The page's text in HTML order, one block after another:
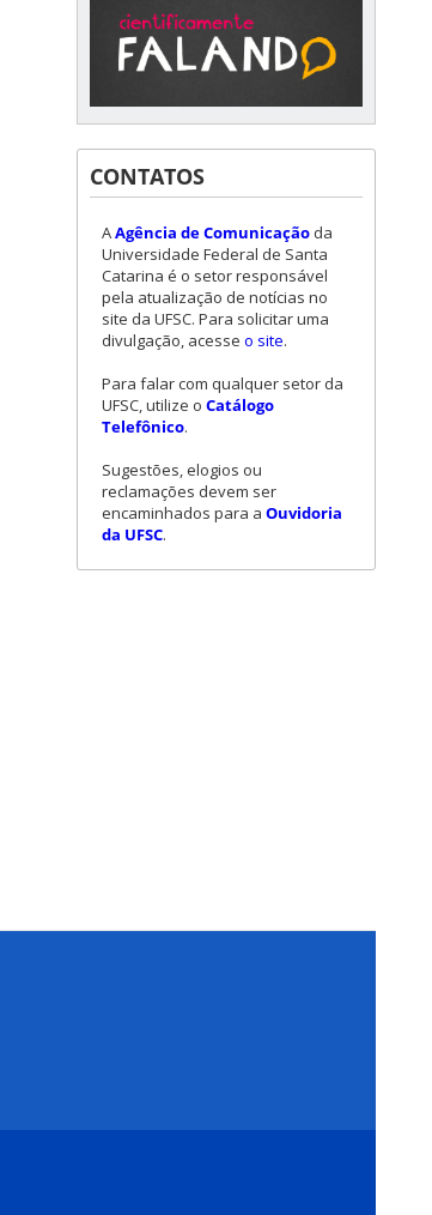
CONTATOS
AAgência de Comunicação da
Universidade Federal de Santa
Catarina é o setor responsável
pela atualização de notícias no
site da UFSC. Para solicitar uma
divulgação, acesse o site.
Para falar com qualquer setor da
UFSC, utilize o Catálogo
Telefônico.
Sugestões, elogios ou
reclamações devem ser
encaminhados para a Ouvidoria
da UFSC.